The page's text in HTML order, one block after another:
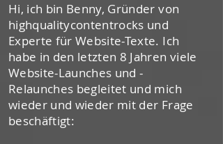
Hi, ich bin Benny, Gründer von
highqualitycontentrocks und
Experte für Website-Texte. Ich
habe in den letzten 8 Jahren viele
Website-Launches und -
Relaunches begleitet und mich
wieder und wieder mit der Frage
beschäftigt: